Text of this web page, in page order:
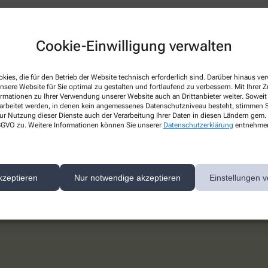
Cookie-Einwilligung verwalten
die für den Betrieb der Website technisch erforderlich sind. Darüber hinaus
Website für Sie optimal zu gestalten und fortlaufend zu verbessern. Mit Ihrer
zu Ihrer Verwendung unserer Website auch an Drittanbieter weiter. Soweit
werden, in denen kein angemessenes Datenschutzniveau besteht, stimmen
Nutzung dieser Dienste auch der Verarbeitung Ihrer Daten in diesen Ländern
zu. Weitere Informationen können Sie unserer Datenschutzerklärung
Nur notwendige akzeptieren Einstellungen
in Ihrer Nähe.
der Internetseite der Apotheke am
und Service im Bereich Gesundheit und Medizin sind uns sehr
und erfahren vieles über unser Leistungsspektrum, das auf den
bieten wir Ihnen viele interessante Informationen. Sie können auch auf
Internetseite ein und freuen uns auf ein persönliches Treffen vor Ort.
Seite.